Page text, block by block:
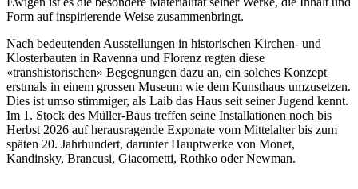
Form auf inspirierende Weise zusammenbringt.
Nach bedeutenden Ausstellungen in historischen Kirchen- und
Klosterbauten in Ravenna und Florenz regten diese
«transhistorischen» Begegnungen dazu an, ein solches Konzept
erstmals in einem grossen Museum wie dem Kunsthaus umzusetzen.
Dies ist umso stimmiger, als Laib das Haus seit seiner Jugend kennt.
Im 1. Stock des Müller-Baus treffen seine Installationen noch bis
Herbst 2026 auf herausragende Exponate vom Mittelalter bis zum
späten 20. Jahrhundert, darunter Hauptwerke von Monet,
Kandinsky, Brancusi, Giacometti, Rothko oder Newman.